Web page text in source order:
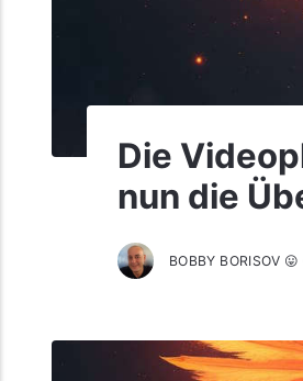
Die
nun die
BOBBY BORISOV